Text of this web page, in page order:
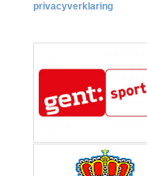
privacyverklaring